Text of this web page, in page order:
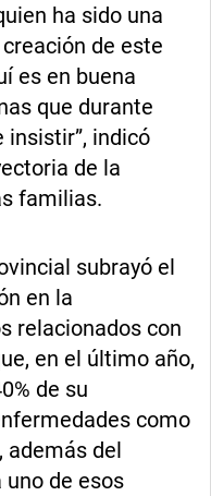
ha sido una
de este
es en buena
que durante
insistir”, indicó
de la
familias.
subrayó el
en la
relacionados con
en el último año,
de su
como
además del
uno de esos